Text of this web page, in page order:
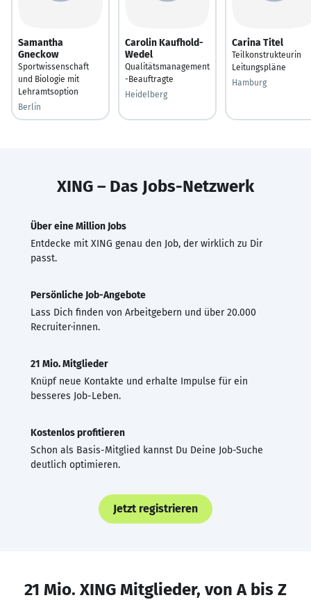
Samantha
Gneckow
Sportwissenschaft
und Biologie mit
Lehramtsoption
Berlin
Carolin Kaufhold-
Wedel
Qualitätsmanagement
-Beauftragte
Heidelberg
Carina Titel
Teilkonstrukteurin
Leitungspläne
Hamburg
XING – Das Jobs-Netzwerk
Über eine Million Jobs
Entdecke mit XING genau den Job, der wirklich zu Dir
passt.
Persönliche Job-Angebote
Lass Dich finden von Arbeitgebern und über 20.000
Recruiter·innen.
21 Mio. Mitglieder
Knüpf neue Kontakte und erhalte Impulse für ein
besseres Job-Leben.
Kostenlos profitieren
Schon als Basis-Mitglied kannst Du Deine Job-Suche
deutlich optimieren.
Jetzt registrieren
21 Mio. XING Mitglieder, von A bis Z